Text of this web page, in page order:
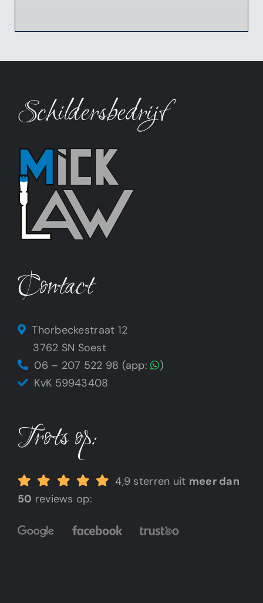
Schildersbedrijf
Contact
Thorbeckestraat 12
3762 SN Soest
06 – 207 522 98 (app:
)
KvK 59943408
Trots op:
4,9 sterren uit meer dan
50 reviews op: